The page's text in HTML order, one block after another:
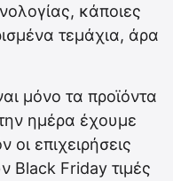
κάποιες
τεμάχια, άρα
μόνο τα προϊόντα
ημέρα έχουμε
οι επιχειρήσεις
Black Friday τιμές